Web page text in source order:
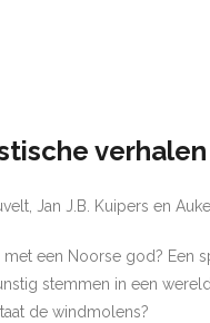
Jan J.B. Kuipers en Auke
een Noorse god? Een
stemmen in een
de windmolens?